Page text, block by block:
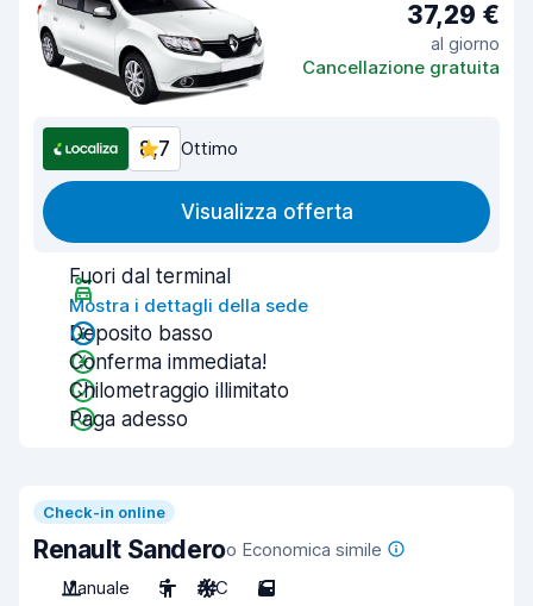
37,29 €
al giorno
Cancellazione gratuita
8,7 Ottimo
Visualizza offerta
Fuori dal terminal
Mostra i dettagli della sede
Deposito basso
Conferma immediata!
Chilometraggio illimitato
Paga adesso
Check-in online
Renault Sanderoo Economica simile
Manuale
5 A/C 5